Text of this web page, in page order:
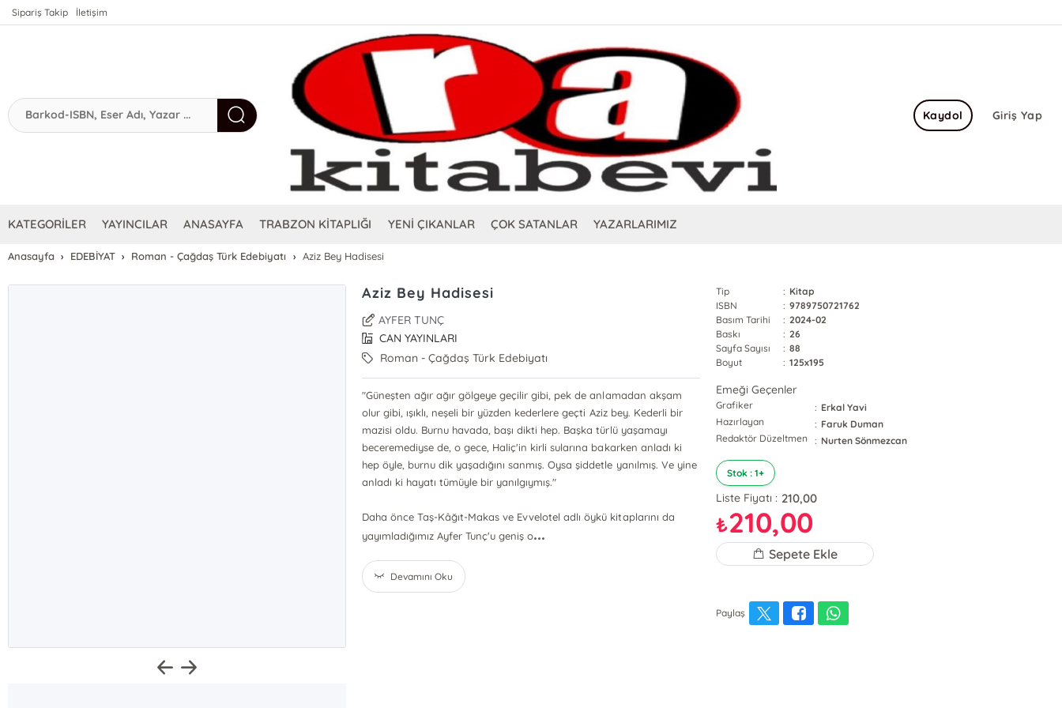
Sipariş Takip İletişim
Giriş Yap
Kaydol
KATEGORİLER YAYINCILAR ANASAYFA TRABZON KİTAPLIĞI YENİ ÇIKANLAR ÇOK SATANLAR YAZARLARIMIZ
Anasayfa EDEBİYAT Roman - Çağdaş Türk Edebiyatı Aziz Bey Hadisesi
Aziz Bey Hadisesi
AYFER TUNÇ
CAN YAYINLARI
Roman - Çağdaş Türk Edebiyatı
"Güneşten ağır ağır gölgeye geçilir gibi, pek de anlamadan akşam
olur gibi, ışıklı, neşeli bir yüzden kederlere geçti Aziz bey. Kederli bir
mazisi oldu. Burnu havada, başı dikti hep. Başka türlü yaşamayı
beceremediyse de, o gece, Haliç'in kirli sularına bakarken anladı ki
hep öyle, burnu dik yaşadığını sanmış. Oysa şiddetle yanılmış. Ve yine
anladı ki hayatı tümüyle bir yanılgıymış."
Daha önce Taş-Kâğıt-Makas ve Evvelotel adlı öykü kitaplarını da
yayımladığımız Ayfer Tunç'u geniş o...
Devamını Oku
Tip : Kitap
ISBN
: 9789750721762
Basım Tarihi
: 2024-02
Baskı
: 26
Sayfa Sayısı
: 88
Boyut
: 125x195
Emeği Geçenler
Grafiker : Erkal Yavi
Hazırlayan
: Faruk Duman
Redaktör Düzeltmen
: Nurten Sönmezcan
Stok : 1+
Liste Fiyatı : 210,00
₺210,00
Sepete Ekle
Paylaş